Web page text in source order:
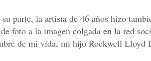
su parte, la artista de 46 años hizo
foto a la imagen colgada en la red
de mi vida, mi hijo Rockwell Lloyd